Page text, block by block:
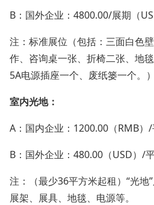
B：国外企业：4800.00/展期（
注：标准展位（包括：三面白色
作、咨询桌一张、折椅二张、地
5A电源插座一个、废纸篓一个。）
室内光地：
A：国内企业：1200.00（RMB）
B：国外企业：480.00（USD）/
注：（最少36平方米起租）“光地
展架、展具、地毯、电源等。